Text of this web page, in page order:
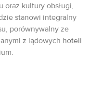
oraz kultury obsługi,
stanowi integralny
porównywalny ze
z lądowych hoteli